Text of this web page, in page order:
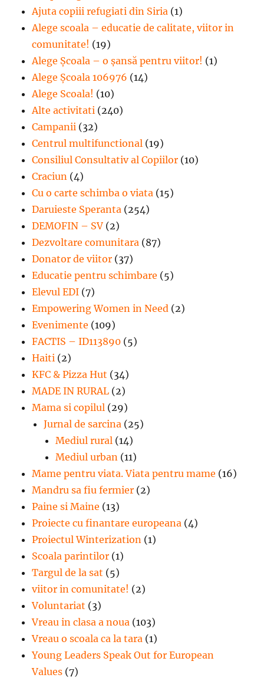
Ajuta copiii refugiati din Siria (1)
Alege scoala – educatie de calitate, viitor in
comunitate! (19)
Alege Şcoala – o şansă pentru viitor! (1)
Alege Școala 106976 (14)
Alege Scoala! (10)
Alte activitati (240)
Campanii (32)
Centrul multifunctional (19)
Consiliul Consultativ al Copiilor (10)
Craciun (4)
Cu o carte schimba o viata (15)
Daruieste Speranta (254)
DEMOFIN – SV (2)
Dezvoltare comunitara (87)
Donator de viitor (37)
Educatie pentru schimbare (5)
Elevul EDI (7)
Empowering Women in Need (2)
Evenimente (109)
FACTIS – ID113890 (5)
Haiti (2)
KFC & Pizza Hut (34)
MADE IN RURAL (2)
Mama si copilul (29)
Jurnal de sarcina (25)
Mediul rural (14)
Mediul urban (11)
Mame pentru viata. Viata pentru mame (16)
Mandru sa fiu fermier (2)
Paine si Maine (13)
Proiecte cu finantare europeana (4)
Proiectul Winterization (1)
Scoala parintilor (1)
Targul de la sat (5)
viitor in comunitate! (2)
Voluntariat (3)
Vreau in clasa a noua (103)
Vreau o scoala ca la tara (1)
Young Leaders Speak Out for European
Values (7)